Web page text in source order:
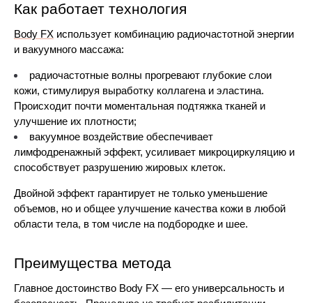
Как работает технология
Body FX использует комбинацию радиочастотной энергии
и вакуумного массажа:
радиочастотные волны прогревают глубокие слои
кожи, стимулируя выработку коллагена и эластина.
Происходит почти моментальная подтяжка тканей и
улучшение их плотности;
вакуумное воздействие обеспечивает
лимфодренажный эффект, усиливает микроциркуляцию и
способствует разрушению жировых клеток.
Двойной эффект гарантирует не только уменьшение
объемов, но и общее улучшение качества кожи в любой
области тела, в том числе на подбородке и шее.
Преимущества метода
Главное достоинство Body FX — его универсальность и